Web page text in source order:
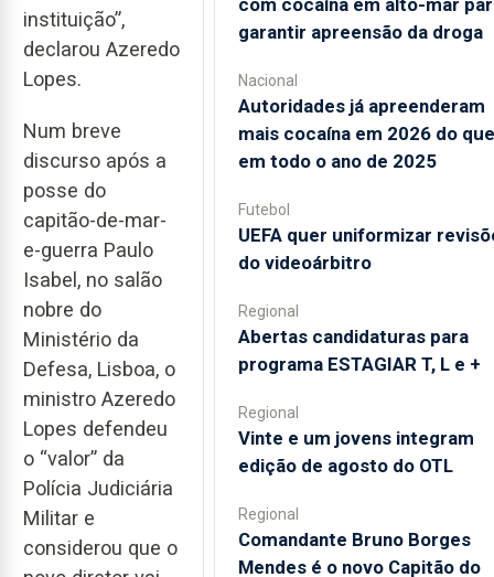
instituição”,
declarou Azeredo
Lopes.
Num breve
discurso após a
posse do
capitão-de-mar-
e-guerra Paulo
Isabel, no salão
nobre do
Ministério da
Defesa, Lisboa, o
ministro Azeredo
Lopes defendeu
o “valor” da
Polícia Judiciária
Militar e
considerou que o
com cocaína em alto-mar
garantir apreensão da droga
Nacional
Autoridades já apreenderam
mais cocaína em 2026 do que
em todo o ano de 2025
Futebol
UEFA quer uniformizar
do videoárbitro
Regional
Abertas candidaturas para
programa ESTAGIAR T, L e +
Regional
Vinte e um jovens integram
edição de agosto do OTL
Regional
Comandante Bruno Borges
Mendes é o novo Capitão do